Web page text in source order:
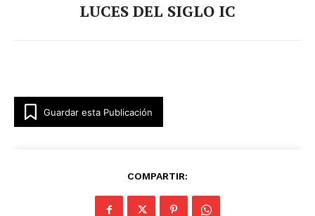
LUCES DEL SIGLO IC
Guardar esta Publicación
COMPARTIR: